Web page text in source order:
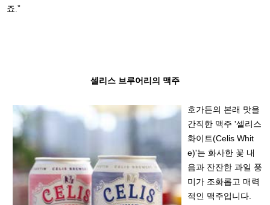
죠.”
셀리스 브루어리의 맥주
호가든의 본래 맛을
간직한 맥주 '셀리스
화이트(Celis Whit
e)'는 화사한 꽃 내
음과 잔잔한 과일 풍
미가 조화롭고 매력
적인 맥주입니다.